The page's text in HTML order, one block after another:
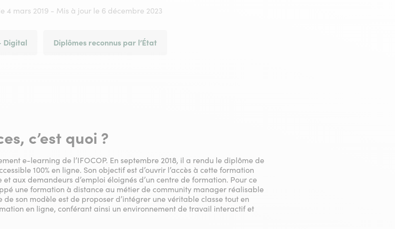
4 mars 2019 - Mis à jour le 6 décembre 2023
Digital Diplômes reconnus par l’État
c’est quoi ?
e-learning de l’IFOCOP. En septembre 2018, il a rendu le diplôme de
100% en ligne. Son objectif est d’ouvrir l’accès à cette formation
aux demandeurs d’emploi éloignés d’un centre de formation. Pour ce
une formation à distance au métier de community manager réalisable
son modèle est de proposer d’intégrer une véritable classe tout en
en ligne, conférant ainsi un environnement de travail interactif et